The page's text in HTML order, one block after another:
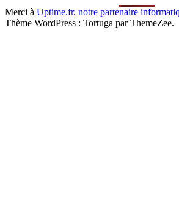
Merci à Uptime.fr, notre partenaire
Thème WordPress : Tortuga par ThemeZee.